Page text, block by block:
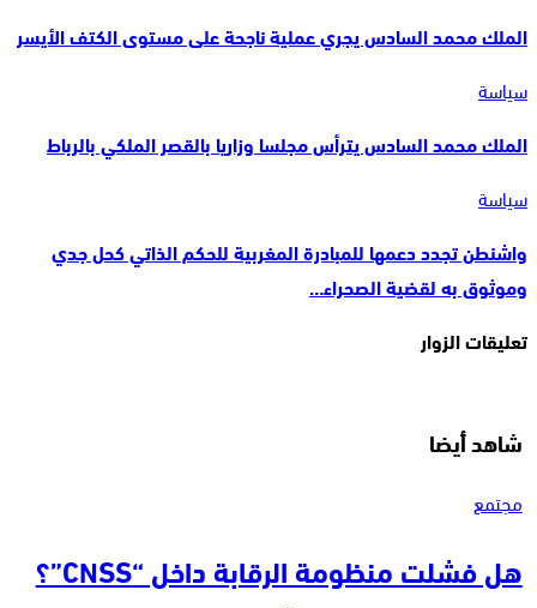
الملك محمد السادس يجري عملية ناجحة على مستوى الكتف الأيسر
سياسة
الملك محمد السادس يترأس مجلسا وزاريا بالقصر الملكي بالرباط
سياسة
واشنطن تجدد دعمها للمبادرة المغربية للحكم الذاتي كحل جدي
وموثوق به لقضية الصحراء…
تعليقات الزوار
شاهد أيضا
مجتمع
هل فشلت منظومة الرقابة داخل “CNSS”؟